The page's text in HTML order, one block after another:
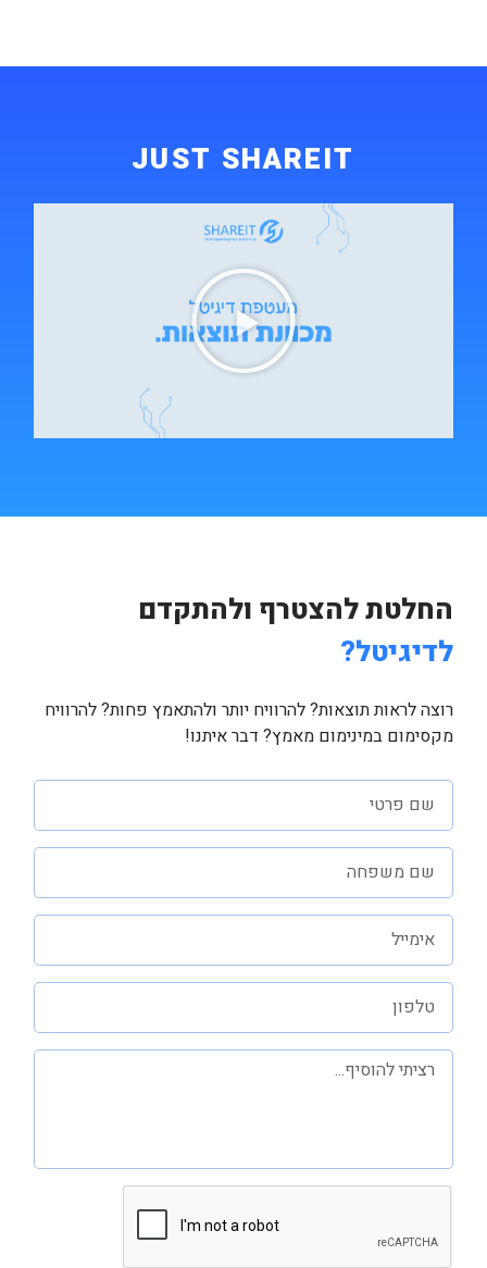
JUST SHAREIT
החלטת להצטרף ולהתקדם
לדיגיטל?
רוצה לראות תוצאות? להרוויח יותר ולהתאמץ פחות? להרוויח
מקסימום במינימום מאמץ? דבר איתנו!